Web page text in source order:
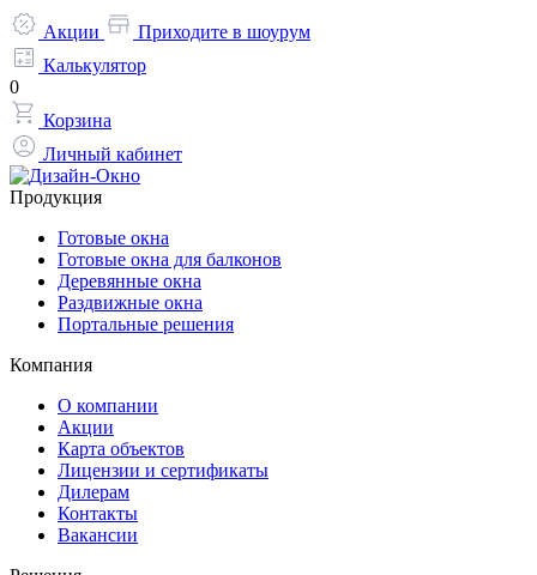
Акции
Приходите в шоурум
Калькулятор
0
Корзина
Личный кабинет
Продукция
Готовые окна
Готовые окна для балконов
Деревянные окна
Раздвижные окна
Портальные решения
Компания
О компании
Акции
Карта объектов
Лицензии и сертификаты
Дилерам
Контакты
Вакансии